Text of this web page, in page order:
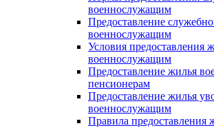
военнослужащим
Предоставление
военнослужащим
Условия предоставления
военнослужащим
Предоставление жилья
пенсионерам
Предоставление жилья
военнослужащим
Правила предоставления